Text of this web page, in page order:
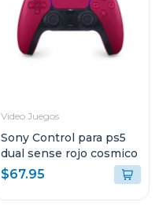
Video Juegos
Sony Control para ps5
dual sense rojo cosmico
$67.95